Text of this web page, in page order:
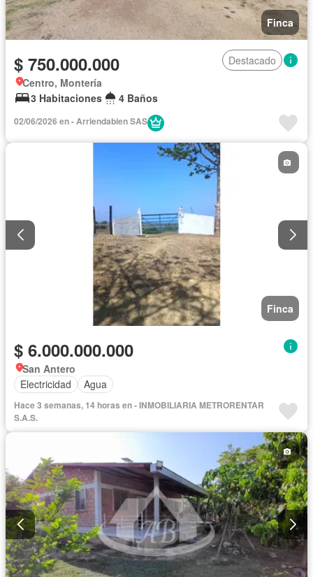
Finca
$ 750.000.000
Destacado
Centro, Montería
3 Habitaciones
4 Baños
02/06/2026 en - Arriendabien SAS
Finca
$ 6.000.000.000
San Antero
Electricidad
Agua
Hace 3 semanas, 14 horas en - INMOBILIARIA METRORENTAR
S.A.S.